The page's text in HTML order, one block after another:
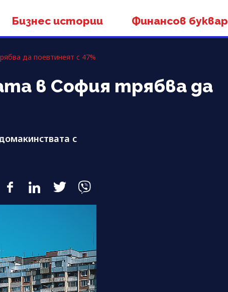
Бизнес истории Финансов буквар
да поевтинеят с 47%
в София трябва да
с